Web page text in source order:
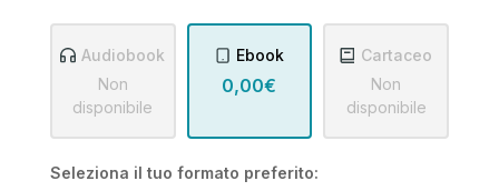
Audiobook
Non
disponibile
Ebook
0,00€
Cartaceo
Non
disponibile
Seleziona il tuo formato preferito: